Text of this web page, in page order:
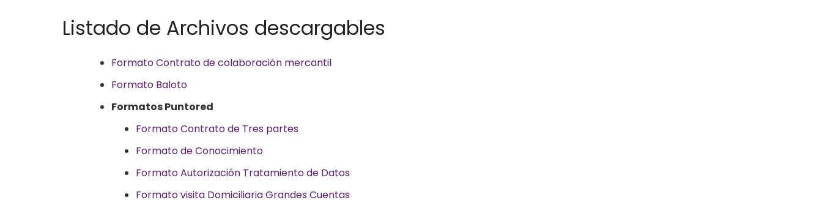
Listado de Archivos descargables
Formato Contrato de colaboración mercantil
Formato Baloto
Formatos Puntored
Formato Contrato de Tres partes
Formato de Conocimiento
Formato Autorización Tratamiento de Datos
Formato visita Domiciliaria Grandes Cuentas